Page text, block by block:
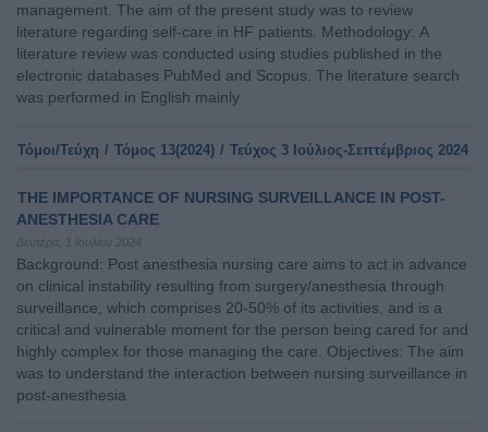
management. The aim of the present study was to review
literature regarding self-care in HF patients. Methodology: Α
literature review was conducted using studies published in the
electronic databases PubMed and Scopus. The literature search
was performed in English mainly
Τόμοι/Τεύχη / Τόμος 13(2024) / Τεύχος 3 Ιούλιος-Σεπτέμβριος 2024
THE IMPORTANCE OF NURSING SURVEILLANCE IN POST-
ANESTHESIA CARE
Δευτέρα, 1 Ιουλίου 2024
Background: Post anesthesia nursing care aims to act in advance
on clinical instability resulting from surgery/anesthesia through
surveillance, which comprises 20-50% of its activities, and is a
critical and vulnerable moment for the person being cared for and
highly complex for those managing the care. Objectives: The aim
was to understand the interaction between nursing surveillance in
post-anesthesia